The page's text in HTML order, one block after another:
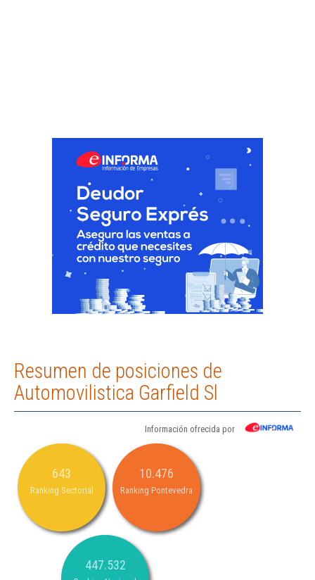
Resumen de posiciones de
Automovilistica Garfield Sl
Información ofrecida por
643
Ranking Sectorial
10.476
Ranking Pontevedra
447.532